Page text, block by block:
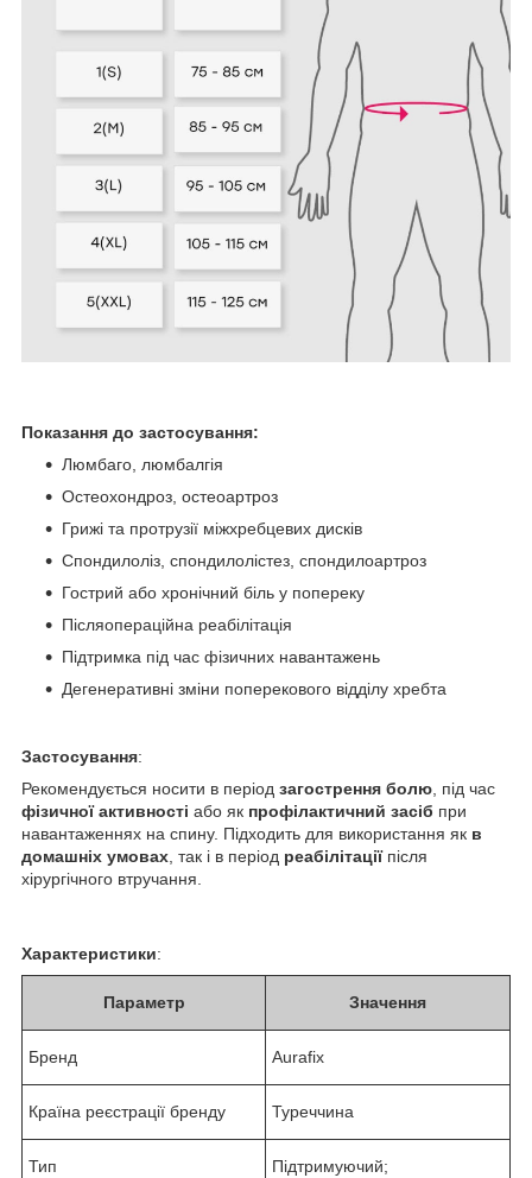
Показання до застосування:
Люмбаго, люмбалгія
Остеохондроз, остеоартроз
Грижі та протрузії міжхребцевих дисків
Спондилоліз, спондилолістез, спондилоартроз
Гострий або хронічний біль у попереку
Післяопераційна реабілітація
Підтримка під час фізичних навантажень
Дегенеративні зміни поперекового відділу хребта
Застосування:
Рекомендується носити в період загострення болю , під час
фізичної активності або як профілактичний засіб при
навантаженнях на спину. Підходить для використання як в
домашніх умовах , так і в період реабілітаціїпісля
хірургічного втручання.
Характеристики:
Параметр Значення
Бренд Aurafix
Країна реєстрації бренду Туреччина
Тип
Підтримуючий;